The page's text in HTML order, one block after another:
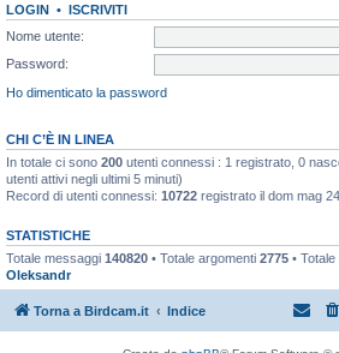
LOGIN • ISCRIVITI
Nome utente:
Password:
Ho dimenticato la password
CHI C’È IN LINEA
In totale ci sono 200 utenti connessi : 1 registrato, 0
utenti attivi negli ultimi 5 minuti)
Record di utenti connessi: 10722 registrato il dom mag
STATISTICHE
Totale messaggi 140820 • Totale argomenti 2775 •
Oleksandr
Torna a Birdcam.it Indice